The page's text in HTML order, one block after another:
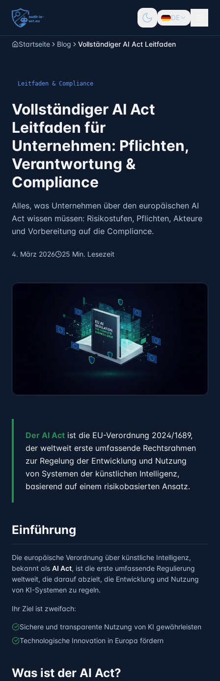
DE
Startseite Blog Vollständiger AI Act Leitfaden
Leitfaden & Compliance
Vollständiger AI Act
Leitfaden für
Unternehmen: Pflichten,
Verantwortung &
Compliance
Alles, was Unternehmen über den europäischen AI
Act wissen müssen: Risikostufen, Pflichten, Akteure
und Vorbereitung auf die Compliance.
4. März 2026 25 Min. Lesezeit
Der AI Act ist die EU-Verordnung 2024/1689,
der weltweit erste umfassende Rechtsrahmen
zur Regelung der Entwicklung und Nutzung
von Systemen der künstlichen Intelligenz,
basierend auf einem risikobasierten Ansatz.
Einführung
Die europäische Verordnung über künstliche Intelligenz,
bekannt als AI Act, ist die erste umfassende Regulierung
weltweit, die darauf abzielt, die Entwicklung und Nutzung
von KI-Systemen zu regeln.
Ihr Ziel ist zweifach:
Sichere und transparente Nutzung von KI gewährleisten
Technologische Innovation in Europa fördern
Was ist der AI Act?